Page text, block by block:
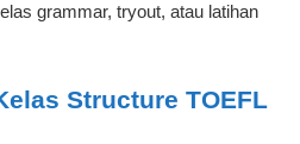
grammar, tryout, atau latihan
Structure TOEFL